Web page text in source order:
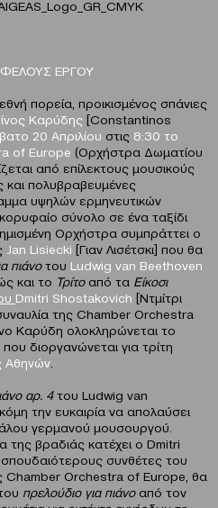
ΕΡΓΟΥ
πορεία, προικισμένος σπάνιες
Καρύδης [Constantinos
20 Απριλίου στις 8:30 το
of Europe (Ορχήστρα Δωματίου
από επίλεκτους μουσικούς
και πολυβραβευμένες
υψηλών ερμηνευτικών
σύνολο σε ένα ταξίδι
Ορχήστρα συμπράττει ο
Jan Lisiecki [Γιαν Λισέτσκι] που θα
πιάνοτου Ludwig van Beethoven
και το Τρίτοαπό τα Είκοσι
Dmitri Shostakovich [Ντμίτρι
της Chamber Orchestra
Καρύδη ολοκληρώνεται το
που διοργανώνεται για τρίτη
Αθηνών
αρ. 4του Ludwig van
την ευκαιρία να απολαύσει
γερμανού μουσουργού.
της βραδιάς κατέχει ο Dmitri
συνθέτες του
Chamber Orchestra of Europe, θα
πρελούδιο για πιάνοαπό τον